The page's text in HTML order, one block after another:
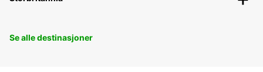
Se alle destinasjoner